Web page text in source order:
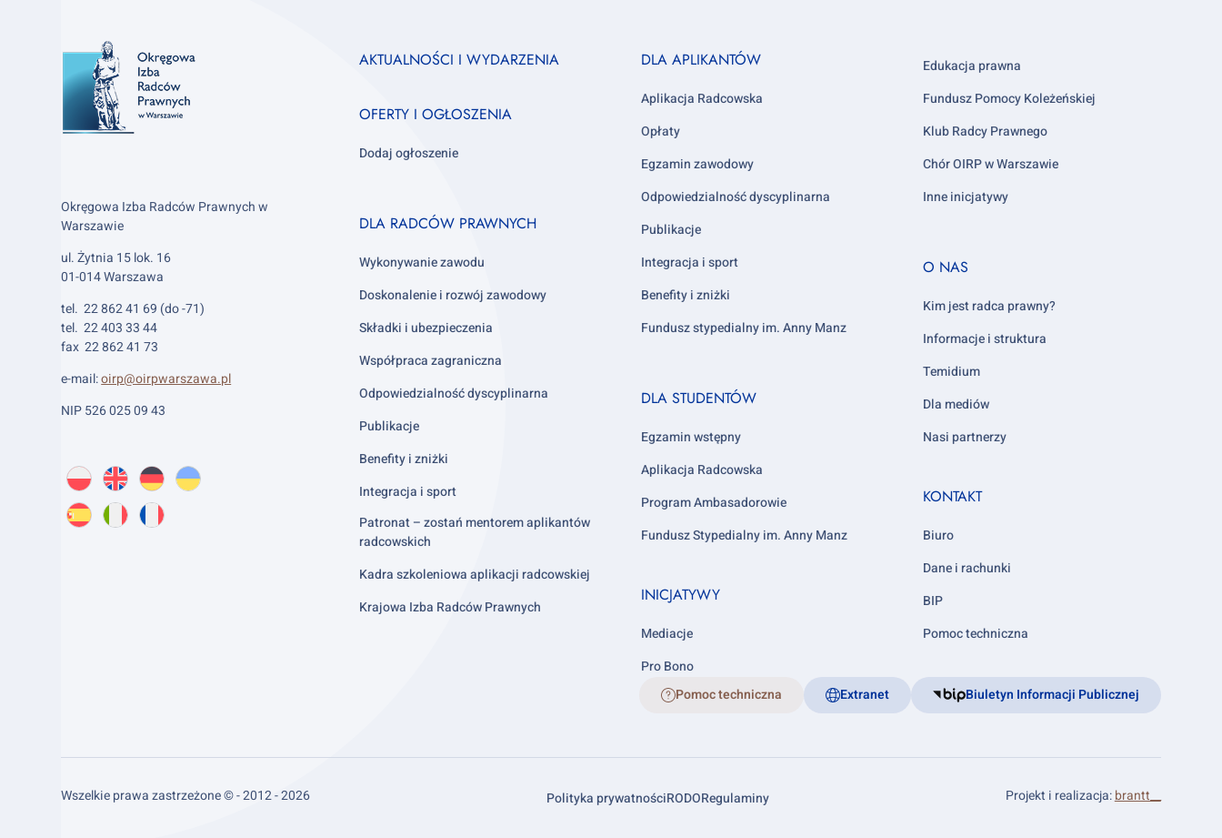
Okręgowa Izba Radców Prawnych w
Warszawie
ul. Żytnia 15 lok. 16
01-014 Warszawa
tel. 22 862 41 69 (do -71)
tel. 22 403 33 44
fax 22 862 41 73
e-mail:oirp@oirpwarszawa.pl
NIP 526 025 09 43
Wybierz
język:
PL
O
nas
EN
About
us
DE
About
us
UK
About
ES
AboutIT
AboutFR
About
Footer
AKTUALNOŚCI I WYDARZENIA
OFERTY I OGŁOSZENIA
Dodaj ogłoszenie
Footer
2
DLA RADCÓW PRAWNYCH
Wykonywanie zawodu
Doskonalenie i rozwój zawodowy
Składki i ubezpieczenia
Współpraca zagraniczna
Odpowiedzialność dyscyplinarna
Publikacje
Benefity i zniżki
Integracja i sport
Patronat – zostań mentorem aplikantów
radcowskich
Kadra szkoleniowa aplikacji radcowskiej
Krajowa Izba Radców Prawnych
Footer
3
DLA APLIKANTÓW
Aplikacja Radcowska
Opłaty
Egzamin zawodowy
Odpowiedzialność dyscyplinarna
Publikacje
Integracja i sport
Benefity i zniżki
Fundusz stypedialny im. Anny Manz
Footer
4
DLA STUDENTÓW
Egzamin wstępny
Aplikacja Radcowska
Program Ambasadorowie
Fundusz Stypedialny im. Anny Manz
INICJATYWY
Mediacje
Pro Bono
Edukacja prawna
Fundusz Pomocy Koleżeńskiej
Klub Radcy Prawnego
Chór OIRP w Warszawie
Inne inicjatywy
Footer
5
O NAS
Kim jest radca prawny?
Informacje i struktura
Temidium
Dla mediów
Nasi partnerzy
KONTAKT
Biuro
Dane i rachunki
BIP
Pomoc techniczna
Pomoc techniczna Extranet Biuletyn Informacji Publicznej
Wszelkie prawa zastrzeżone © - 2012 - 2026
Footer
Polityka prywatnościRODORegulaminy Projekt i realizacja:brantt__